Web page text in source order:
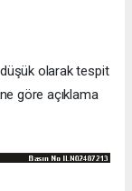
düşük olarak tespit
göre açıklama